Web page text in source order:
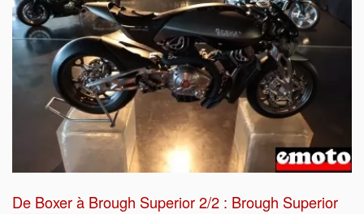
De Boxer à Brough Superior 2/2 : Brough Superior